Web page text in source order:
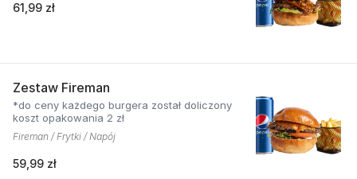
61,99 zł
Zestaw Fireman
*do ceny każdego burgera został doliczony
koszt opakowania 2 zł
Fireman / Frytki / Napój
59,99 zł